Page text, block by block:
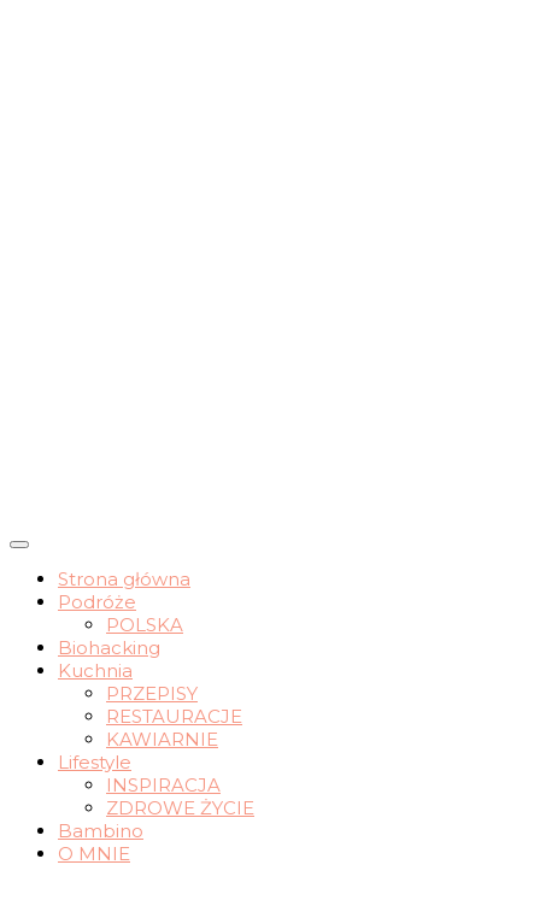
nomadchic.pl
wrocławskie życie slow
Strona główna
Podróże
POLSKA
Biohacking
Kuchnia
PRZEPISY
RESTAURACJE
KAWIARNIE
Lifestyle
INSPIRACJA
ZDROWE ŻYCIE
Bambino
O MNIE